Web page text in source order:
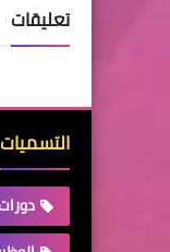
تعليقات
التسميات